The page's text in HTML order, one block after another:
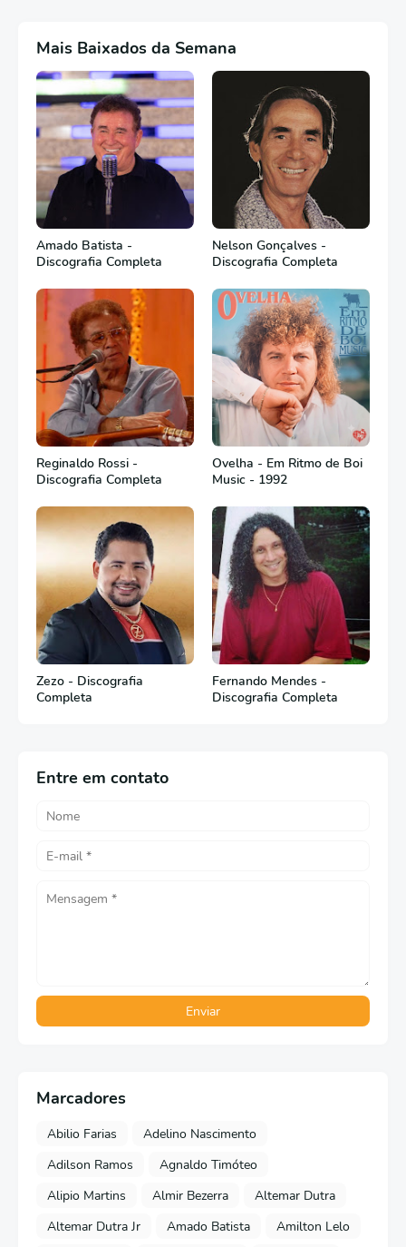
Mais Baixados da Semana
Amado Batista -
Discografia Completa
Nelson Gonçalves -
Discografia Completa
Reginaldo Rossi -
Discografia Completa
Ovelha - Em Ritmo de Boi
Music - 1992
Zezo - Discografia
Completa
Fernando Mendes -
Discografia Completa
Entre em contato
Marcadores
Abilio Farias
Adelino Nascimento
Adilson Ramos
Agnaldo Timóteo
Alipio Martins
Almir Bezerra
Altemar Dutra
Altemar Dutra Jr
Amado Batista
Amilton Lelo